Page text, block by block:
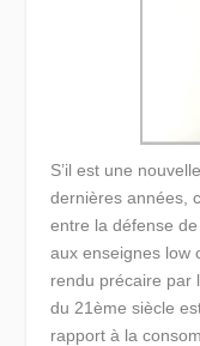
S’il est une
dernières années,
entre la défense
aux enseignes low
rendu précaire par
du 21ème siècle
rapport à la